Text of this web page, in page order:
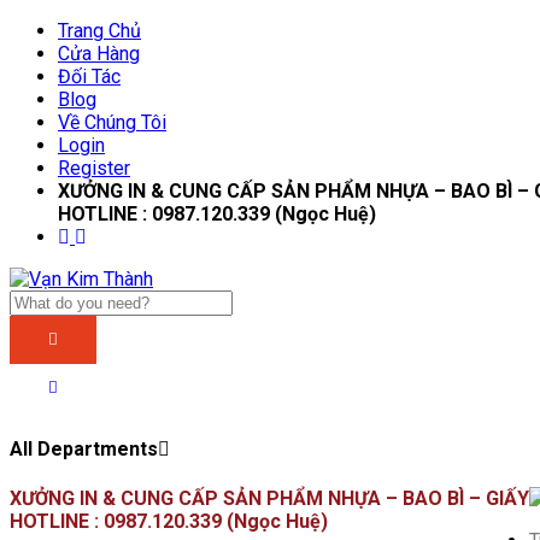
Trang Chủ
Cửa Hàng
Đối Tác
Blog
Về Chúng Tôi
Login
Register
XƯỞNG IN & CUNG CẤP SẢN PHẨM NHỰA – BAO BÌ –
HOTLINE : 0987.120.339 (Ngọc Huệ)
All Departments
XƯỞNG IN & CUNG CẤP SẢN PHẨM NHỰA – BAO BÌ – GIẤY
HOTLINE : 0987.120.339 (Ngọc Huệ)